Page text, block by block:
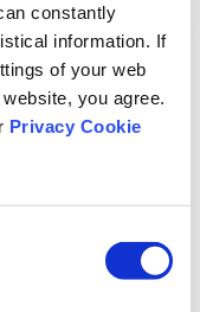
constantly
information. If
of your web
you agree.
Privacy Cookie